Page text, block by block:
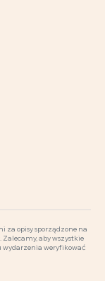
za opisy sporządzone na
aby wszystkie
wydarzenia weryfikować